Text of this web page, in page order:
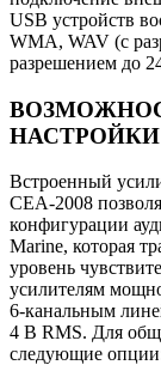
USB устройств
WMA, WAV (с
разрешением до
НАСТРОЙКИ
Встроенный
CEA-2008
конфигурации
Marine, которая
уровень
усилителям
6-канальным
4 В RMS. Для
следующие